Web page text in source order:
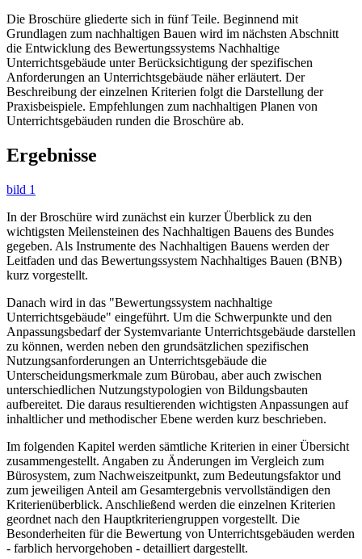
Die Broschüre gliederte sich in fünf Teile. Beginnend mit
Grundlagen zum nachhaltigen Bauen wird im nächsten Abschnitt
die Entwicklung des Bewertungssystems Nachhaltige
Unterrichtsgebäude unter Berücksichtigung der spezifischen
Anforderungen an Unterrichtsgebäude näher erläutert. Der
Beschreibung der einzelnen Kriterien folgt die Darstellung der
Praxisbeispiele. Empfehlungen zum nachhaltigen Planen von
Unterrichtsgebäuden runden die Broschüre ab.
Ergebnisse
bild 1
In der Broschüre wird zunächst ein kurzer Überblick zu den
wichtigsten Meilensteinen des Nachhaltigen Bauens des Bundes
gegeben. Als Instrumente des Nachhaltigen Bauens werden der
Leitfaden und das Bewertungssystem Nachhaltiges Bauen (BNB)
kurz vorgestellt.
Danach wird in das "Bewertungssystem nachhaltige
Unterrichtsgebäude" eingeführt. Um die Schwerpunkte und den
Anpassungsbedarf der Systemvariante Unterrichtsgebäude darstellen
zu können, werden neben den grundsätzlichen spezifischen
Nutzungsanforderungen an Unterrichtsgebäude die
Unterscheidungsmerkmale zum Bürobau, aber auch zwischen
unterschiedlichen Nutzungstypologien von Bildungsbauten
aufbereitet. Die daraus resultierenden wichtigsten Anpassungen auf
inhaltlicher und methodischer Ebene werden kurz beschrieben.
Im folgenden Kapitel werden sämtliche Kriterien in einer Übersicht
zusammengestellt. Angaben zu Änderungen im Vergleich zum
Bürosystem, zum Nachweiszeitpunkt, zum Bedeutungsfaktor und
zum jeweiligen Anteil am Gesamtergebnis vervollständigen den
Kriterienüberblick. Anschließend werden die einzelnen Kriterien
geordnet nach den Hauptkriteriengruppen vorgestellt. Die
Besonderheiten für die Bewertung von Unterrichtsgebäuden werden
- farblich hervorgehoben - detailliert dargestellt.